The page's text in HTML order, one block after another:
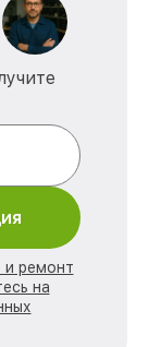
и ремонт
на